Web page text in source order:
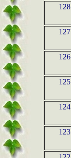
128
127
126
125
124
123